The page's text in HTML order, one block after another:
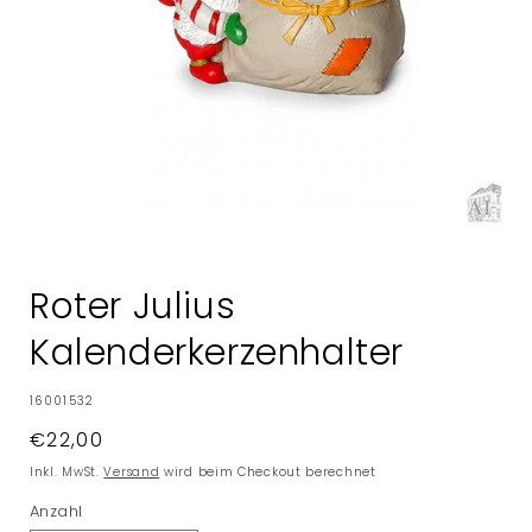
Modal
öffnen
Roter Julius
Kalenderkerzenhalter
SKU:
16001532
Normaler
Preis
€22,00
Inkl. MwSt.Versand wird beim Checkout berechnet
Anzahl